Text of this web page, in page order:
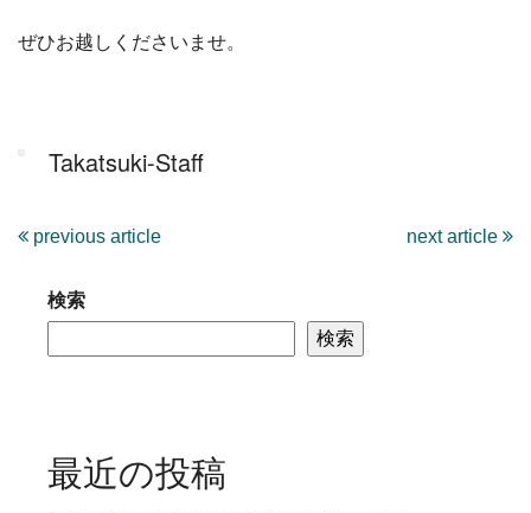
ぜひお越しくださいませ。
Takatsuki-Staff
previous article next article
検索
検索
最近の投稿